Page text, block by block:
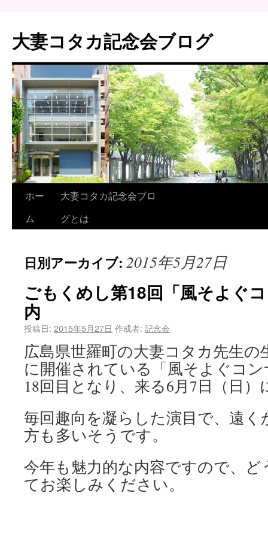
大妻コタカ記念会ブログ
ホー
ム
大妻コタカ記念会ブロ
グとは
日別アーカイブ: 2015年5月27日
ごもくめし第18回「風そよぐ
内
投稿日: 2015年5月27日 作成者: 記念会
広島県世羅町の大妻コタカ先生の
に開催されている「風そよぐコ
18回目となり、来る6月7日（日
毎回趣向を凝らした演目で、遠
方も多いそうです。
今年も魅力的な内容ですので、
てお楽しみください。